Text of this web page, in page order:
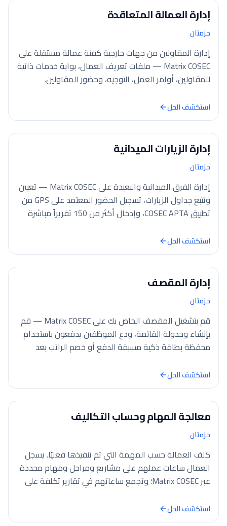
إدارة العمالة المتعاقدة
حزمتان
إدارة المقاولين من جهات خارجية كفئة عمالة مستقلة على
Matrix COSEC — ملفات تعريف العمال، بوابة خدمات ذاتية
للمقاولين، أوامر العمل، التوجيه، وحضور المقاولين.
استكشف الحل
إدارة الزيارات الميدانية
حزمتان
إدارة الفرق الميدانية والبعيدة على Matrix COSEC — تعيين
وتتبع جداول الزيارات، تسجيل الحضور المعتمد على GPS من
تطبيق COSEC APTA، وإدخال أكثر من 150 تقريراً مباشرة
استكشف الحل
إدارة المقصف
حزمتان
قم بتشغيل المقصف الخاص بك على Matrix COSEC — قم
بإنشاء وجدولة القائمة، ودع الموظفين يدفعون باستخدام
محفظة بطاقة ذكية مسبقة الدفع أو خصم الراتب بعد
على تقارير الاستهلاك التي تتغذى مباشرة في كشوف
الرواتب. لا نقود، لا طوابير، لا تسوية يدوية.
استكشف الحل
معالجة المهام وحساب التكاليف
حزمتان
كلف العمالة حسب المهمة التي تم تنفيذها فعليًا. يسجل
العمال ساعات عملهم على مشاريع ومراحل ومهام محددة
عبر Matrix COSEC؛ وتجمع ساعاتهم في تقارير تكلفة على
الأسعار القادمة. تعرف على أي مهمة تحقق الربح قبل
الانتهاء منها — وليس بعدها.
استكشف الحل